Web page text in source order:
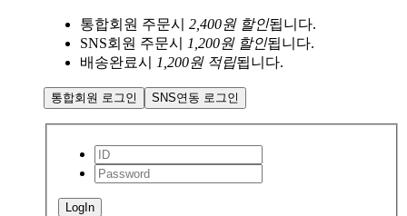
통합회원 주문시 2,400원 할인됩니다.
SNS회원 주문시 1,200원 할인됩니다.
배송완료시 1,200원 적립됩니다.
통합회원 로그인 SNS연동 로그인
LogIn